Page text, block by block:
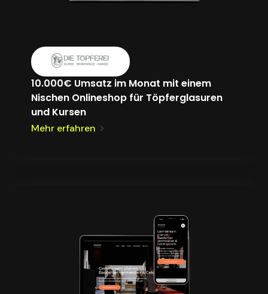
10.000€ Umsatz im Monat mit einem
Nischen Onlineshop für Töpferglasuren
und Kursen
Mehr erfahren